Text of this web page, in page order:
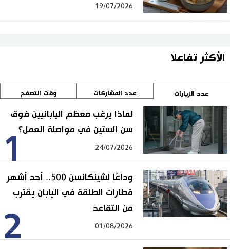
19/07/2026
الأكثر تفاعلا
عدد الزيارات عدد المشاركات وقت التصفح
1
لماذا يرغب معظم اليابانيين فوق
سن الستين في مواصلة العمل؟
24/07/2026
2
وداعًا لشينكانسن 500.. أحد أشهر
قطارات الطلقة في اليابان يقترب
من التقاعد
01/08/2026